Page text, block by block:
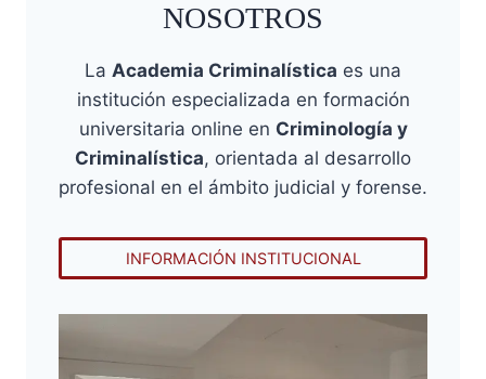
NOSOTROS
La Academia Criminalística es una
institución especializada en formación
universitaria online en Criminología y
Criminalística, orientada al desarrollo
profesional en el ámbito judicial y forense.
INFORMACIÓN INSTITUCIONAL